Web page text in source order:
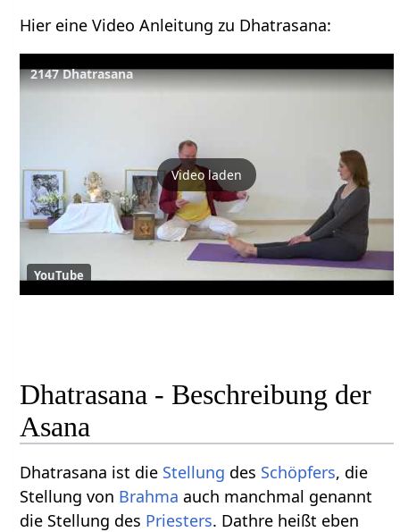
Hier eine Video Anleitung zu Dhatrasana:
2147 Dhatrasana
Video laden
YouTube
Dhatrasana - Beschreibung der
Asana
Dhatrasana ist die Stellung des Schöpfers, die
Stellung von Brahma auch manchmal genannt
die Stellung des Priesters. Dathre heißt eben